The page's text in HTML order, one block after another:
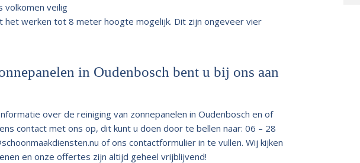
volkomen veilig
het werken tot 8 meter hoogte mogelijk. Dit zijn ongeveer vier
in Oudenbosch bent u bij ons aan
over de reiniging van zonnepanelen in Oudenbosch en of
contact met ons op, dit kunt u doen door te bellen naar: 06 – 28
of ons contactformulier in te vullen. Wij kijken
en onze offertes zijn altijd geheel vrijblijvend!